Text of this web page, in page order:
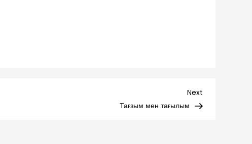
Post
Next
Тағзым мен тағылым